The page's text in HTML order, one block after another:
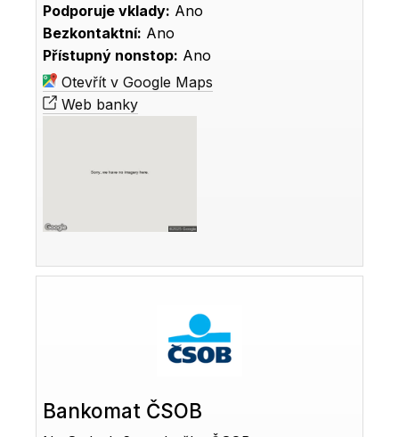
Podporuje vklady: Ano
Bezkontaktní: Ano
Přístupný nonstop: Ano
Otevřít v Google Maps
Web banky
Bankomat ČSOB